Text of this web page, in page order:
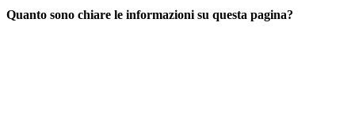
Quanto sono chiare le informazioni su questa pagina?